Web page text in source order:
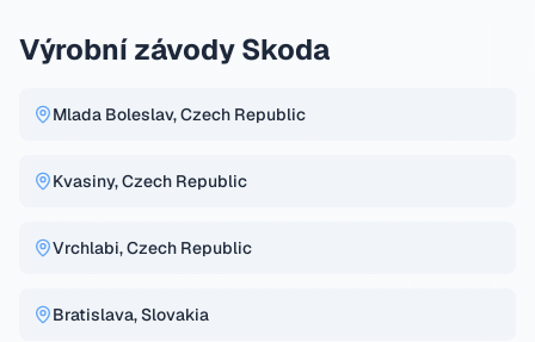
Výrobní závody Skoda
Mlada Boleslav, Czech Republic
Kvasiny, Czech Republic
Vrchlabi, Czech Republic
Bratislava, Slovakia